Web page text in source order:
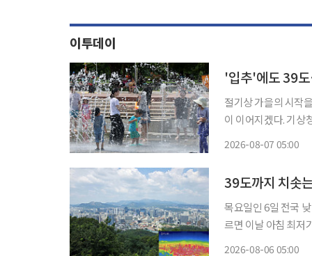
이투데이
'입추'에도 39
절기상 가을의 시작
이 이어지겠다. 기상청에 따르면 이날 북태평양고기압의 영향으로 전국 대부분 지역의 기온
2026-08-07 05:00
39도까지 치솟
목요일인 6일 전국 낮
르면 이날 아침 최저
2026-08-06 05:00